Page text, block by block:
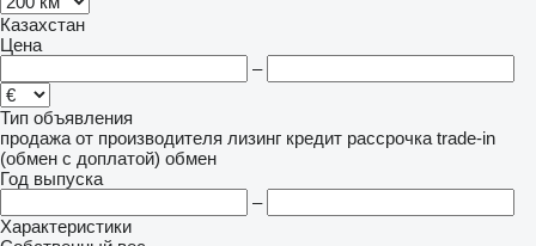
Казахстан
Цена
–
Тип объявления
продажа от производителя лизинг кредит рассрочка trade-in
(обмен с доплатой) обмен
Год выпуска
–
Характеристики